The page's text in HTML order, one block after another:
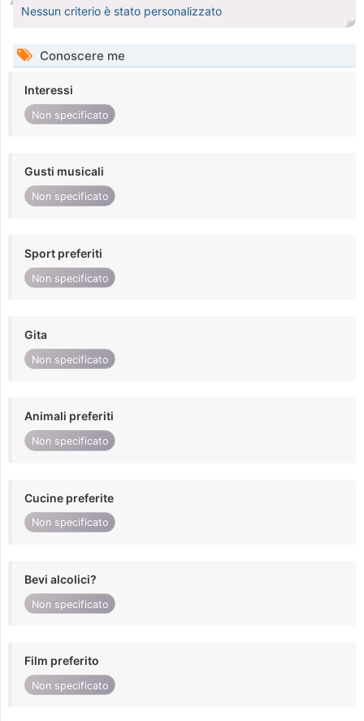
Nessun criterio è stato personalizzato
Conoscere me
Interessi
Non specificato
Gusti musicali
Non specificato
Sport preferiti
Non specificato
Gita
Non specificato
Animali preferiti
Non specificato
Cucine preferite
Non specificato
Bevi alcolici?
Non specificato
Film preferito
Non specificato